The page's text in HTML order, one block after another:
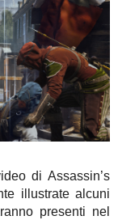
di Assassin’s
illustrate alcuni
presenti nel